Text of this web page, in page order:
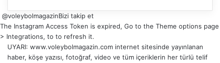
@voleybolmagazinBizi takip et
The Instagram Access Token is expired, Go to the Theme options page
> Integrations, to to refresh it.
UYARI: www.voleybolmagazin.com internet sitesinde yayınlanan
haber, köşe yazısı, fotoğraf, video ve tüm içeriklerin her türlü telif